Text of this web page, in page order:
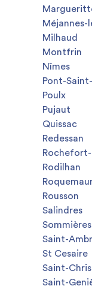
Méjannes-
Milhaud
Montfrin
Nîmes
Pont-
Poulx
Pujaut
Quissac
Redessan
Rodilhan
Rousson
Salindres
Sommières
Saint-
St Cesaire
Saint-
Saint-